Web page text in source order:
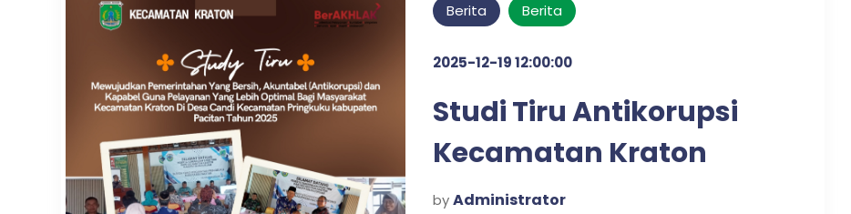
Berita Berita
2025-12-19 12:00:00
Studi Tiru Antikorupsi
Kecamatan Kraton
dalam Mewujudkan
by Administrator